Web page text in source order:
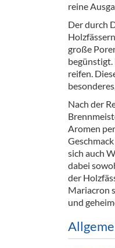
reine
Der durch
große
begünstigt.
reifen.
Nach der
Aromen
sich auch
dabei
der
Mariacron
und